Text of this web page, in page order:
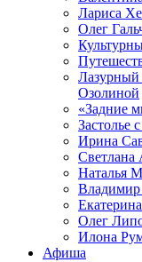
Лариса
Олег
Лазурный
Озолиной
«Задние
Застолье
Ирина
Светлана
Наталья
Олег
Илона
Афиша